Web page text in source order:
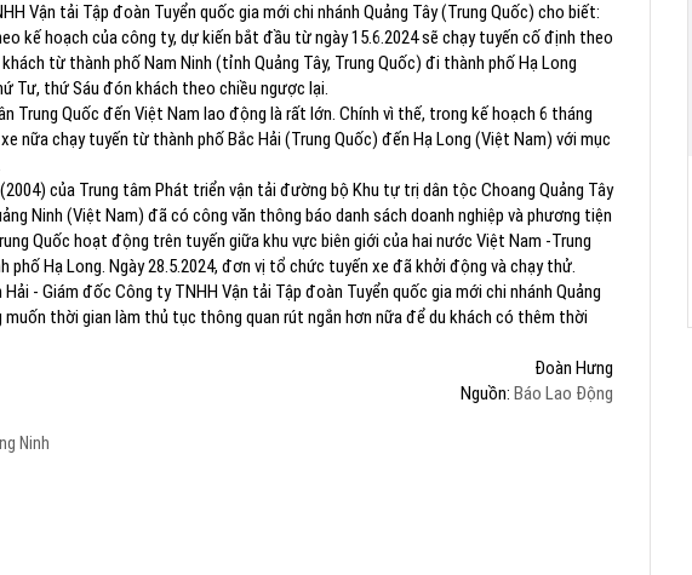
Vận tải Tập đoàn Tuyển quốc gia mới chi nhánh Quảng Tây (Trung Quốc) cho biết:
kế hoạch của công ty, dự kiến bắt đầu từ ngày 15.6.2024 sẽ chạy tuyến cố định theo
từ thành phố Nam Ninh (tỉnh Quảng Tây, Trung Quốc) đi thành phố Hạ Long
Tư, thứ Sáu đón khách theo chiều ngược lại.
Trung Quốc đến Việt Nam lao động là rất lớn. Chính vì thế, trong kế hoạch 6 tháng
nữa chạy tuyến từ thành phố Bắc Hải (Trung Quốc) đến Hạ Long (Việt Nam) với mục
của Trung tâm Phát triển vận tải đường bộ Khu tự trị dân tộc Choang Quảng Tây
Ninh (Việt Nam) đã có công văn thông báo danh sách doanh nghiệp và phương tiện
Quốc hoạt động trên tuyến giữa khu vực biên giới của hai nước Việt Nam -Trung
phố Hạ Long. Ngày 28.5.2024, đơn vị tổ chức tuyến xe đã khởi động và chạy thử.
- Giám đốc Công ty TNHH Vận tải Tập đoàn Tuyển quốc gia mới chi nhánh Quảng
muốn thời gian làm thủ tục thông quan rút ngắn hơn nữa để du khách có thêm thời
Đoàn Hưng
Nguồn: Báo Lao Động
Ninh